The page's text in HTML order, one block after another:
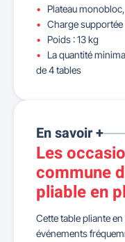
Plateau
Charge supportée
Poids : 13 kg
La quantité
de 4 tables
En savoir +
Les
commune
pliable en
Cette table pliante
événements